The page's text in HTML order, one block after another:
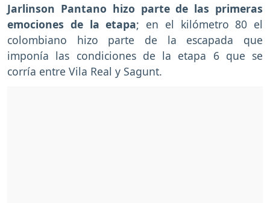
Jarlinson Pantano hizo parte de las primeras
emociones de la etapa; en el kilómetro 80 el
colombiano hizo parte de la escapada que
imponía las condiciones de la etapa 6 que se
corría entre Vila Real y Sagunt.